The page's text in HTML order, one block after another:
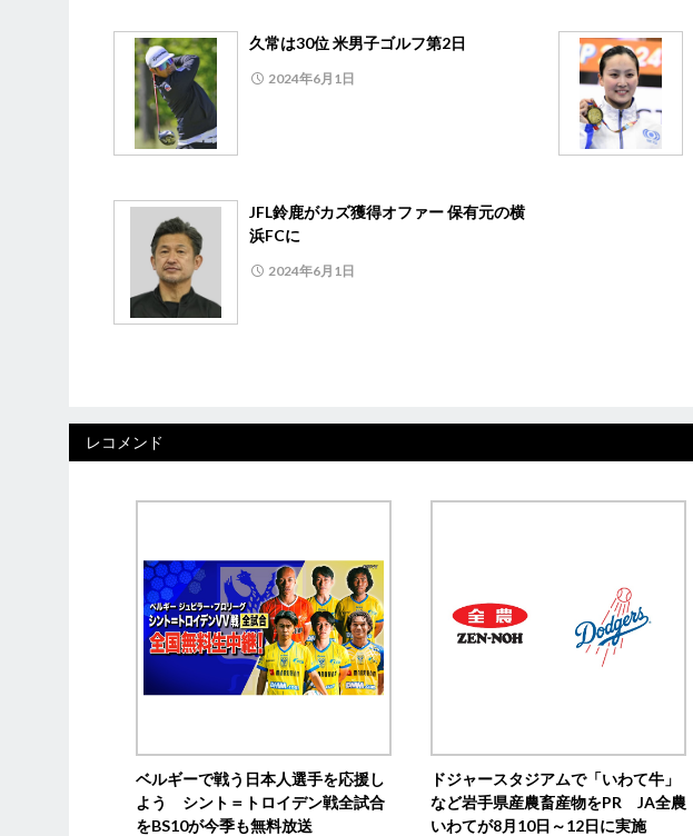
久常は30位 米男子ゴルフ第2日
2024年6月1日
JFL鈴鹿がカズ獲得オファー 保有元の横
浜FCに
2024年6月1日
レコメンド
ベルギーで戦う日本人選手を応援し
よう シント＝トロイデン戦全試合
をBS10が今季も無料放送
ドジャースタジアムで「いわて牛」
など岩手県産農畜産物をPR JA全農
いわてが8月10日～12日に実施